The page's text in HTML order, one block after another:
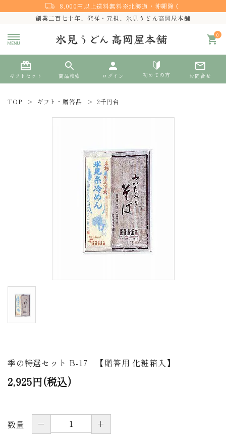
8,000円以上送料無料※北海道・沖縄除く
創業二百七十年、発祥・元祖、氷見うどん高岡屋本舗
0
shopping_cart
card_giftcard
ギフトセット
search
商品検索
person
ログイン 初めての方
mail_outline
お問合せ
熨斗対応
person 新規会員登録
ご利用ガイド
プライバシーポリシー
お問い合わせ
ページ一覧
TOP ギフト・贈答品 2千円台
季の特選セット B-17 【贈答用 化粧箱入】
2,925円(税込)
数量 － ＋